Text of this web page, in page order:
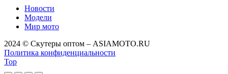
Новости
Модели
Мир мото
2024 © Скутеры оптом – ASIAMOTO.RU
Политика конфиденциальности
Top